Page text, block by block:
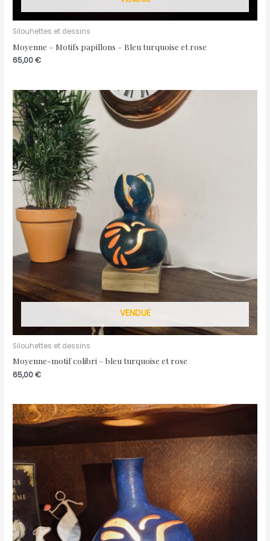
Silouhettes et dessins
Moyenne – Motifs papillons – Bleu turquoise et rose
65,00€
VENDUE
Silouhettes et dessins
Moyenne-motif colibri – bleu turquoise et rose
65,00€